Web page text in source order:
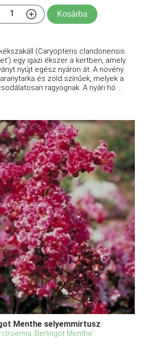
Kosárba
(Caryopteris clandonensis
egy igazi ékszer a kertben, amely
nyújt egész nyáron át. A növény
és zöld színűek, melyek a
ragyognak. A nyári hó ...
Menthe selyemmirtusz
'Berlingot Menthe'